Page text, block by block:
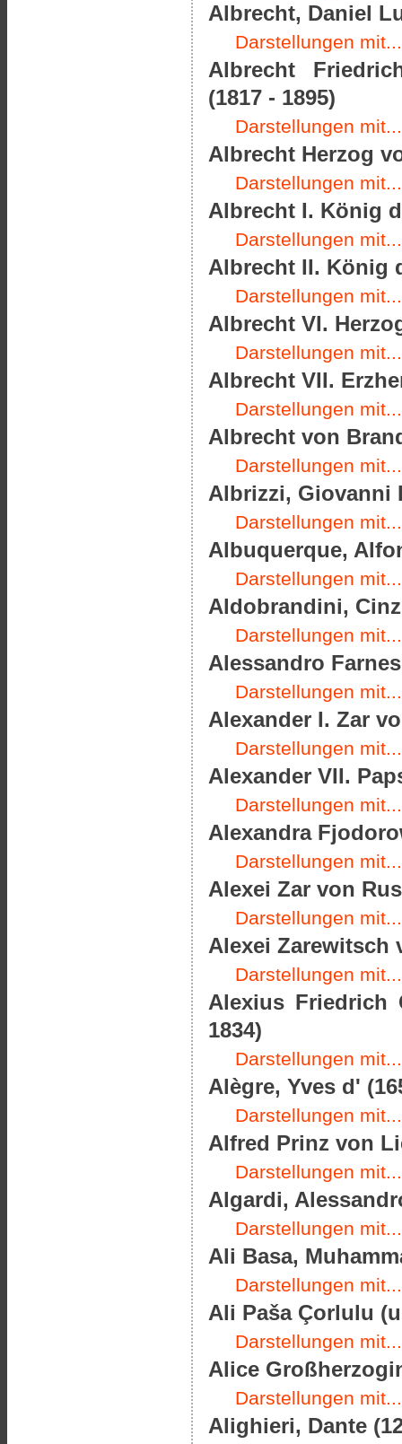
Albrecht, Daniel
Darstellungen mit...
Albrecht
(1817 - 1895)
Darstellungen mit...
Albrecht Herzog
Darstellungen mit...
Albrecht I. König
Darstellungen mit...
Albrecht II. König
Darstellungen mit...
Albrecht VI.
Darstellungen mit...
Albrecht VII.
Darstellungen mit...
Albrecht von
Darstellungen mit...
Albrizzi, Giovanni
Darstellungen mit...
Albuquerque,
Darstellungen mit...
Aldobrandini,
Darstellungen mit...
Alessandro
Darstellungen mit...
Alexander I. Zar
Darstellungen mit...
Alexander VII.
Darstellungen mit...
Alexandra
Darstellungen mit...
Alexei Zar von
Darstellungen mit...
Alexei Zarewitsch
Darstellungen mit...
Alexius Friedrich
1834)
Darstellungen mit...
Alègre, Yves d'
Darstellungen mit...
Alfred Prinz von
Darstellungen mit...
Algardi,
Darstellungen mit...
Ali Basa,
Darstellungen mit...
Ali Paša Çorlulu
Darstellungen mit...
Alice
Darstellungen mit...
Alighieri, Dante